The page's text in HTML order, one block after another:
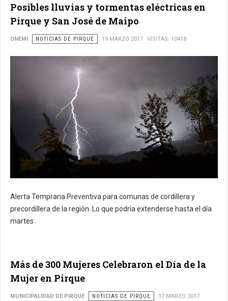
Posibles lluvias y tormentas eléctricas en
Pirque y San José de Maipo
ONEMI NOTICIAS DE PIRQUE 19 MARZO 2017 VISITAS: 10418
Alerta Temprana Preventiva para comunas de cordillera y
precordillera de la región. Lo que podría extenderse hasta el día
martes
Más de 300 Mujeres Celebraron el Día de la
Mujer en Pirque
MUNICIPALIDAD DE PIRQUE NOTICIAS DE PIRQUE
17 MARZO 2017